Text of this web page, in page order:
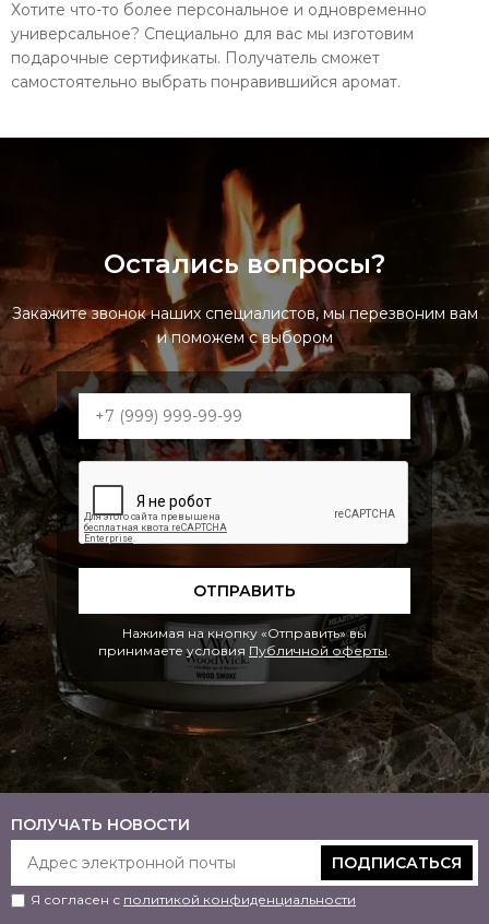
Хотите что-то более персональное и одновременно
универсальное? Специально для вас мы изготовим
подарочные сертификаты. Получатель сможет
самостоятельно выбрать понравившийся аромат.
Остались вопросы?
Закажите звонок наших специалистов, мы перезвоним вам
и поможем с выбором
ОТПРАВИТЬ
Нажимая на кнопку «Отправить» вы
принимаете условия Публичной оферты.
ПОЛУЧАТЬ НОВОСТИ
ПОДПИСАТЬСЯ
Я согласен с политикой конфиденциальности